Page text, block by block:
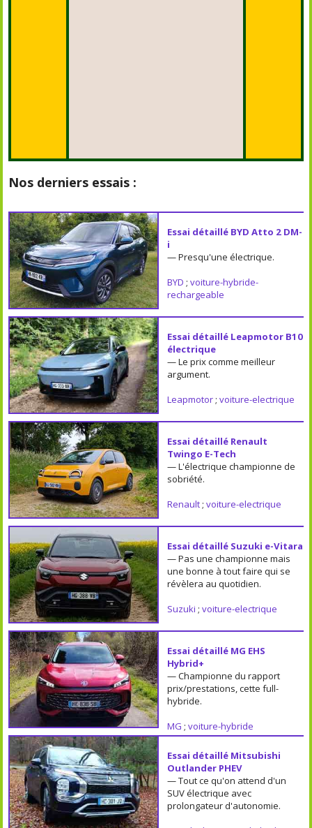
Nos derniers essais :
Essai détaillé BYD Atto 2 DM-
i
— Presqu'une électrique.
BYD ; voiture-hybride-
rechargeable
Essai détaillé Leapmotor B10
électrique
— Le prix comme meilleur
argument.
Leapmotor; voiture-electrique
Essai détaillé Renault
Twingo E-Tech
— L'électrique championne de
sobriété.
Renault; voiture-electrique
Essai détaillé Suzuki e-Vitara
— Pas une championne mais
une bonne à tout faire qui se
révèlera au quotidien.
Suzuki ; voiture-electrique
Essai détaillé MG EHS
Hybrid+
— Championne du rapport
prix/prestations, cette full-
hybride.
MG ; voiture-hybride
Essai détaillé Mitsubishi
Outlander PHEV
— Tout ce qu'on attend d'un
SUV électrique avec
prolongateur d'autonomie.